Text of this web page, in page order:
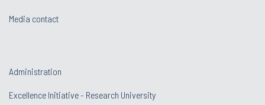
Media contact
Administration
Excellence Initiative - Research University